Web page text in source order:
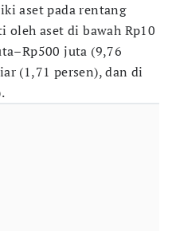
aset pada rentang
aset di bawah Rp10
juta (9,76
(1,71 persen), dan di